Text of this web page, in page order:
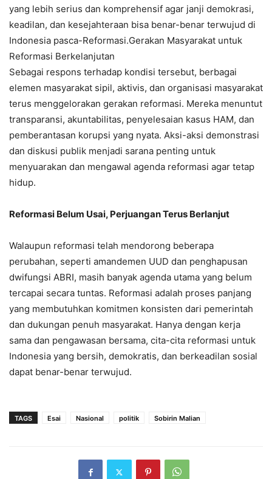
yang lebih serius dan komprehensif agar janji demokrasi,
keadilan, dan kesejahteraan bisa benar-benar terwujud di
Indonesia pasca-Reformasi.Gerakan Masyarakat untuk
Reformasi Berkelanjutan
Sebagai respons terhadap kondisi tersebut, berbagai
elemen masyarakat sipil, aktivis, dan organisasi masyarakat
terus menggelorakan gerakan reformasi. Mereka menuntut
transparansi, akuntabilitas, penyelesaian kasus HAM, dan
pemberantasan korupsi yang nyata. Aksi-aksi demonstrasi
dan diskusi publik menjadi sarana penting untuk
menyuarakan dan mengawal agenda reformasi agar tetap
hidup.
Reformasi Belum Usai, Perjuangan Terus Berlanjut
Walaupun reformasi telah mendorong beberapa
perubahan, seperti amandemen UUD dan penghapusan
dwifungsi ABRI, masih banyak agenda utama yang belum
tercapai secara tuntas. Reformasi adalah proses panjang
yang membutuhkan komitmen konsisten dari pemerintah
dan dukungan penuh masyarakat. Hanya dengan kerja
sama dan pengawasan bersama, cita-cita reformasi untuk
Indonesia yang bersih, demokratis, dan berkeadilan sosial
dapat benar-benar terwujud.
TAGS Esai Nasional politik Sobirin Malian